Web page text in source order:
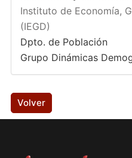
Instituto de Economía,
(IEGD)
Dpto. de Población
Grupo Dinámicas
Volver